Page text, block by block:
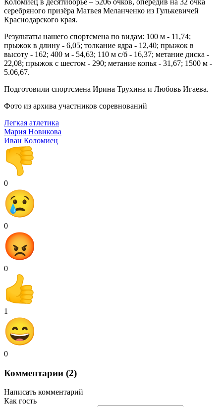
серебряного призёра Матвея Меланченко из Гулькевичей
Краснодарского края.
Результаты нашего спортсмена по видам: 100 м - 11,74;
прыжок в длину - 6,05; толкание ядра - 12,40; прыжок в
высоту - 162; 400 м - 54,63; 110 м с/б - 16,37; метание диска -
22,08; прыжок с шестом - 290; метание копья - 31,67; 1500 м -
5.06,67.
Подготовили спортсмена Ирина Трухина и Любовь Игаева.
Фото из архива участников соревнований
Легкая атлетика
Мария Новикова
Иван Коломиец
0
0
0
1
0
Комментарии (2)
Написать комментарий
Как гость